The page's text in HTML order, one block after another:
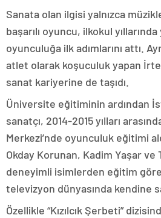
Sanata olan ilgisi yalnızca
başarılı oyuncu, ilkokul
oyunculuğa ilk adımlarını attı.
atlet olarak koşuculuk yapan
sanat kariyerine de taşıdı.
Üniversite eğitiminin ardından
sanatçı, 2014-2015 yılları
Merkezi’nde oyunculuk eğitimi
Okday Korunan, Kadim Yaşar ve
deneyimli isimlerden eğitim
televizyon dünyasında kendine
Özellikle “Kızılcık Şerbeti”